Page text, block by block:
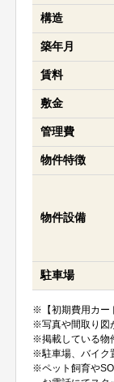
構造
築年月
賃料
敷金
管理費
物件特徴
物件設備
駐車場
※【初期費用カー
※写真や間取り図
※掲載している物
※駐車場、バイク
※ペット飼育や